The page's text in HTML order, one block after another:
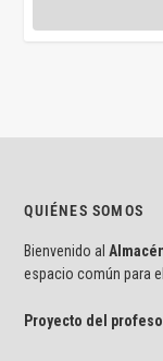
QUIÉNES SOMOS
Bienvenido al
espacio común para
Proyecto del